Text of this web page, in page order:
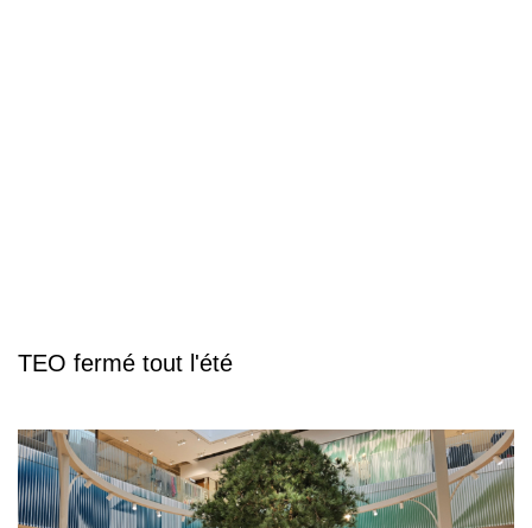
TEO fermé tout l'été